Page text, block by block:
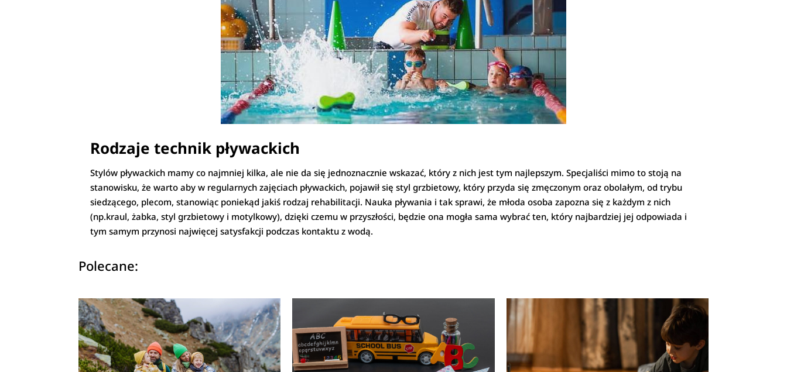
Rodzaje technik pływackich
Stylów pływackich mamy co najmniej kilka, ale nie da się jednoznacznie wskazać, który z nich jest tym najlepszym. Specjaliści mimo to stoją na
stanowisku, że warto aby w regularnych zajęciach pływackich, pojawił się styl grzbietowy, który przyda się zmęczonym oraz obolałym, od trybu
siedzącego, plecom, stanowiąc poniekąd jakiś rodzaj rehabilitacji. Nauka pływania i tak sprawi, że młoda osoba zapozna się z każdym z nich
(np.kraul, żabka, styl grzbietowy i motylkowy), dzięki czemu w przyszłości, będzie ona mogła sama wybrać ten, który najbardziej jej odpowiada i
tym samym przynosi najwięcej satysfakcji podczas kontaktu z wodą.
Polecane: